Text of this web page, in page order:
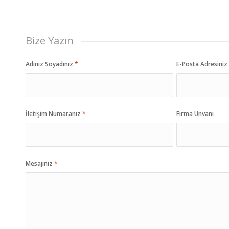
Bize Yazın
Adınız Soyadınız * E-Posta Adresiniz
İletişim Numaranız * Firma Ünvanı
Mesajınız *